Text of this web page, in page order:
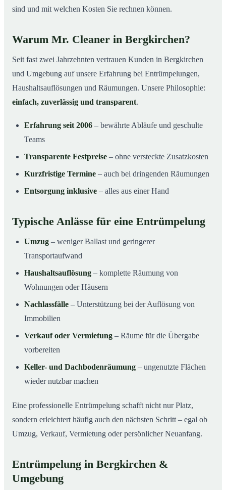
sind und mit welchen Kosten Sie rechnen können.
Warum Mr. Cleaner in Bergkirchen?
Seit fast zwei Jahrzehnten vertrauen Kunden in Bergkirchen
und Umgebung auf unsere Erfahrung bei Entrümpelungen,
Haushaltsauflösungen und Räumungen. Unsere Philosophie:
einfach, zuverlässig und transparent.
Erfahrung seit 2006 – bewährte Abläufe und geschulte
Teams
Transparente Festpreise – ohne versteckte Zusatzkosten
Kurzfristige Termine – auch bei dringenden Räumungen
Entsorgung inklusive – alles aus einer Hand
Typische Anlässe für eine Entrümpelung
Umzug – weniger Ballast und geringerer
Transportaufwand
Haushaltsauflösung – komplette Räumung von
Wohnungen oder Häusern
Nachlassfälle – Unterstützung bei der Auflösung von
Immobilien
Verkauf oder Vermietung – Räume für die Übergabe
vorbereiten
Keller- und Dachbodenräumung – ungenutzte Flächen
wieder nutzbar machen
Eine professionelle Entrümpelung schafft nicht nur Platz,
sondern erleichtert häufig auch den nächsten Schritt – egal ob
Umzug, Verkauf, Vermietung oder persönlicher Neuanfang.
Entrümpelung in Bergkirchen &
Umgebung